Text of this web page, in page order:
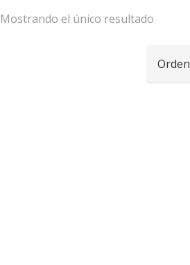
Mostrando el único resultado